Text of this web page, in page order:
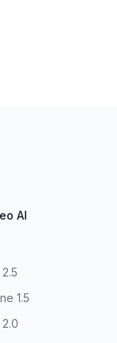
AI
1.5